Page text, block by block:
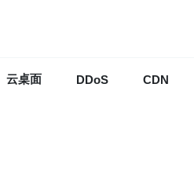
云桌面 DDoS CDN